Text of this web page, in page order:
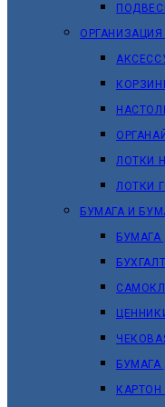
ЛОТКИ
ЛОТКИ
БУМАГА И
КАРТОН